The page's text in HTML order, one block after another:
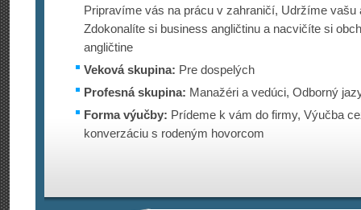
Pripravíme vás na prácu v zahraničí, Udržíme vašu
Zdokonalíte si business angličtinu a nacvičíte si
angličtine
Veková skupina: Pre dospelých
Profesná skupina: Manažéri a vedúci, Odborný
Forma výučby: Prídeme k vám do firmy, Výučba
konverzáciu s rodeným hovorcom